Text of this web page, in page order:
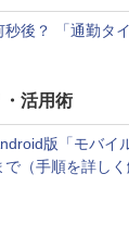
秒後？ 「通勤タ
活用術
版「モバ
（手順を詳しく